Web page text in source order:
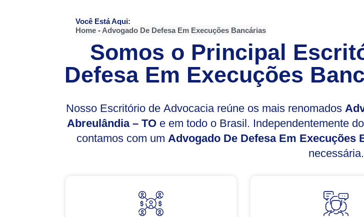
Você Está Aqui:
Home- Advogado De Defesa Em Execuções Bancárias
Somos o Principal
Defesa Em Execuções
Nosso Escritório de Advocacia reúne os mais renomados
Abreulândia – TO e em todo o Brasil. Independentemente
contamos com um Advogado De Defesa Em Execuções
necessária.